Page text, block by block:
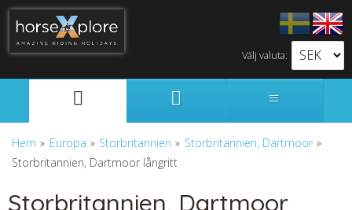
Välj valuta:
Hem » Europa » Storbritannien » Storbritannien, Dartmoor »
Storbritannien, Dartmoor långritt
Storbritannien, Dartmoor